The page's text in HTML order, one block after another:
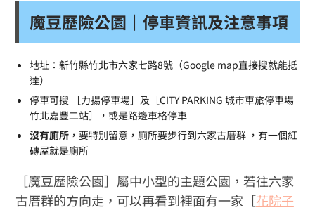
魔豆歷險公園｜停車資訊及注意事項
地址：新竹縣竹北市六家七路8號（Google map直接搜就能抵
達）
停車可搜 ［力揚停車場］及［CITY PARKING 城市車旅停車場
竹北嘉豐二站］，或是路邊車格停車
沒有廁所，要特別留意，廁所要步行到六家古厝群 ，有一個紅
磚屋就是廁所
［魔豆歷險公園］屬中小型的主題公園，若往六家
古厝群的方向走，可以再看到裡面有一家［花院子